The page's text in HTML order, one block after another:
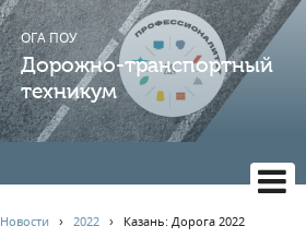
ОГА ПОУ
Дорожно-транспортный
техникум
Новости ›2022 › Казань: Дорога 2022